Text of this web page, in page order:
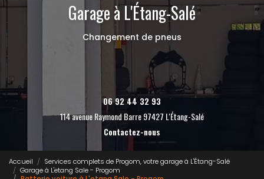
Garage à L'Étang-Salé
Changement de pneus
06 92 44 32 93
114 avenue Raymond Barre 97427 L'Étang-Salé
Contactez-nous
Accueil
Services complets de Progom, votre garage à L'Étang-Salé
Garage à L'etang Sale - Progom